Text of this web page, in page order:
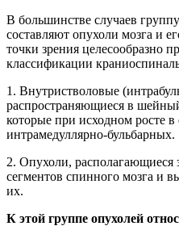
В большинстве случаев
составляют опухоли мозга и
точки зрения целесообразно
классификации
1. Внутристволовые
распространяющиеся в
которые при исходном росте
интрамедуллярно-бульбарных.
2. Опухоли, располагающиеся
сегментов спинного мозга и
их.
К этой группе опухолей